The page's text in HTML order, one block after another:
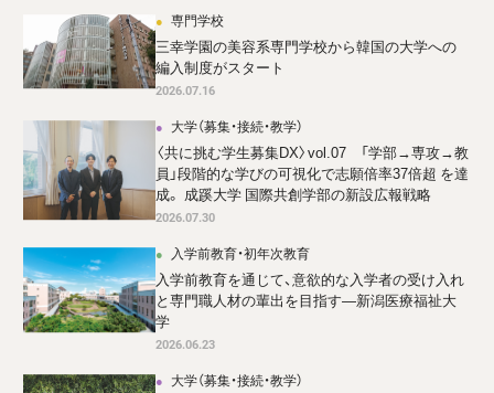
専門学校
三幸学園の美容系専門学校から韓国の大学への
編入制度がスタート
2026.07.16
大学（募集・接続・教学）
〈共に挑む学生募集DX〉vol.07 「学部→専攻→教
員」段階的な学びの可視化で志願倍率37倍超 を達
成。 成蹊大学 国際共創学部の新設広報戦略
2026.07.30
入学前教育・初年次教育
入学前教育を通じて、意欲的な入学者の受け入れ
と専門職人材の輩出を目指す―新潟医療福祉大
学
2026.06.23
大学（募集・接続・教学）